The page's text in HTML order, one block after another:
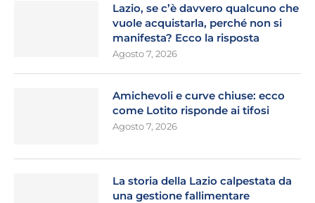
Lazio, se c’è davvero qualcuno che
vuole acquistarla, perché non si
manifesta? Ecco la risposta
Agosto 7, 2026
Amichevoli e curve chiuse: ecco
come Lotito risponde ai tifosi
Agosto 7, 2026
La storia della Lazio calpestata da
una gestione fallimentare